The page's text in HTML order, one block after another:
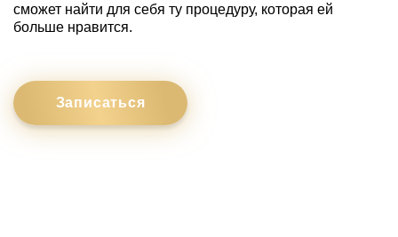
сможет найти для себя ту процедуру, которая ей
больше нравится.
Записаться